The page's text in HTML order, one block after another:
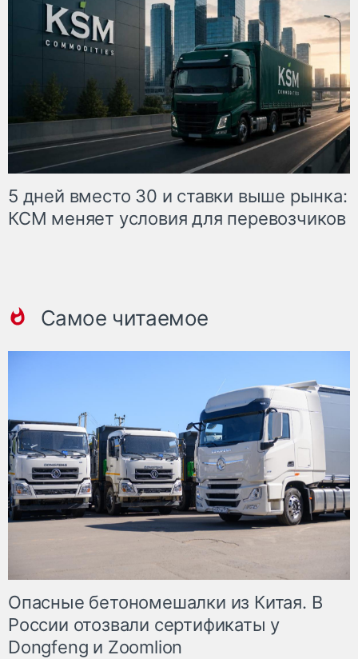
5 дней вместо 30 и ставки выше рынка:
КСМ меняет условия для перевозчиков
Самое читаемое
Опасные бетономешалки из Китая. В
России отозвали сертификаты у
Dongfeng и Zoomlion